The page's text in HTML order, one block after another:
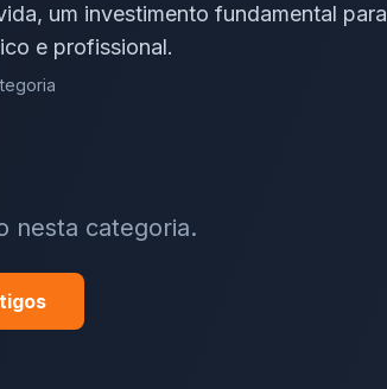
um investimento fundamental para
e profissional.
nesta categoria.